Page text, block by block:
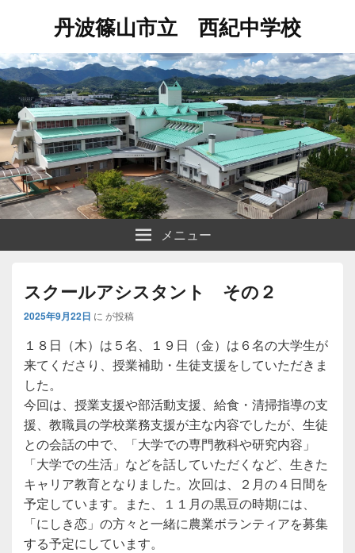
丹波篠山市立 西紀中学校
メニュー
スクールアシスタント その２
2025年9月22日 に が投稿
１８日（木）は５名、１９日（金）は６名の大学生が
来てくださり、授業補助・生徒支援をしていただきま
した。
今回は、授業支援や部活動支援、給食・清掃指導の支
援、教職員の学校業務支援が主な内容でしたが、生徒
との会話の中で、「大学での専門教科や研究内容」
「大学での生活」などを話していただくなど、生きた
キャリア教育となりました。次回は、２月の４日間を
予定しています。また、１１月の黒豆の時期には、
「にしき恋」の方々と一緒に農業ボランティアを募集
する予定にしています。